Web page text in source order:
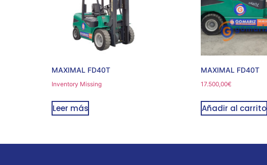
MAXIMAL FD40T
Inventory Missing
Leer más
MAXIMAL FD40T
17.500,00€
Añadir al carrito